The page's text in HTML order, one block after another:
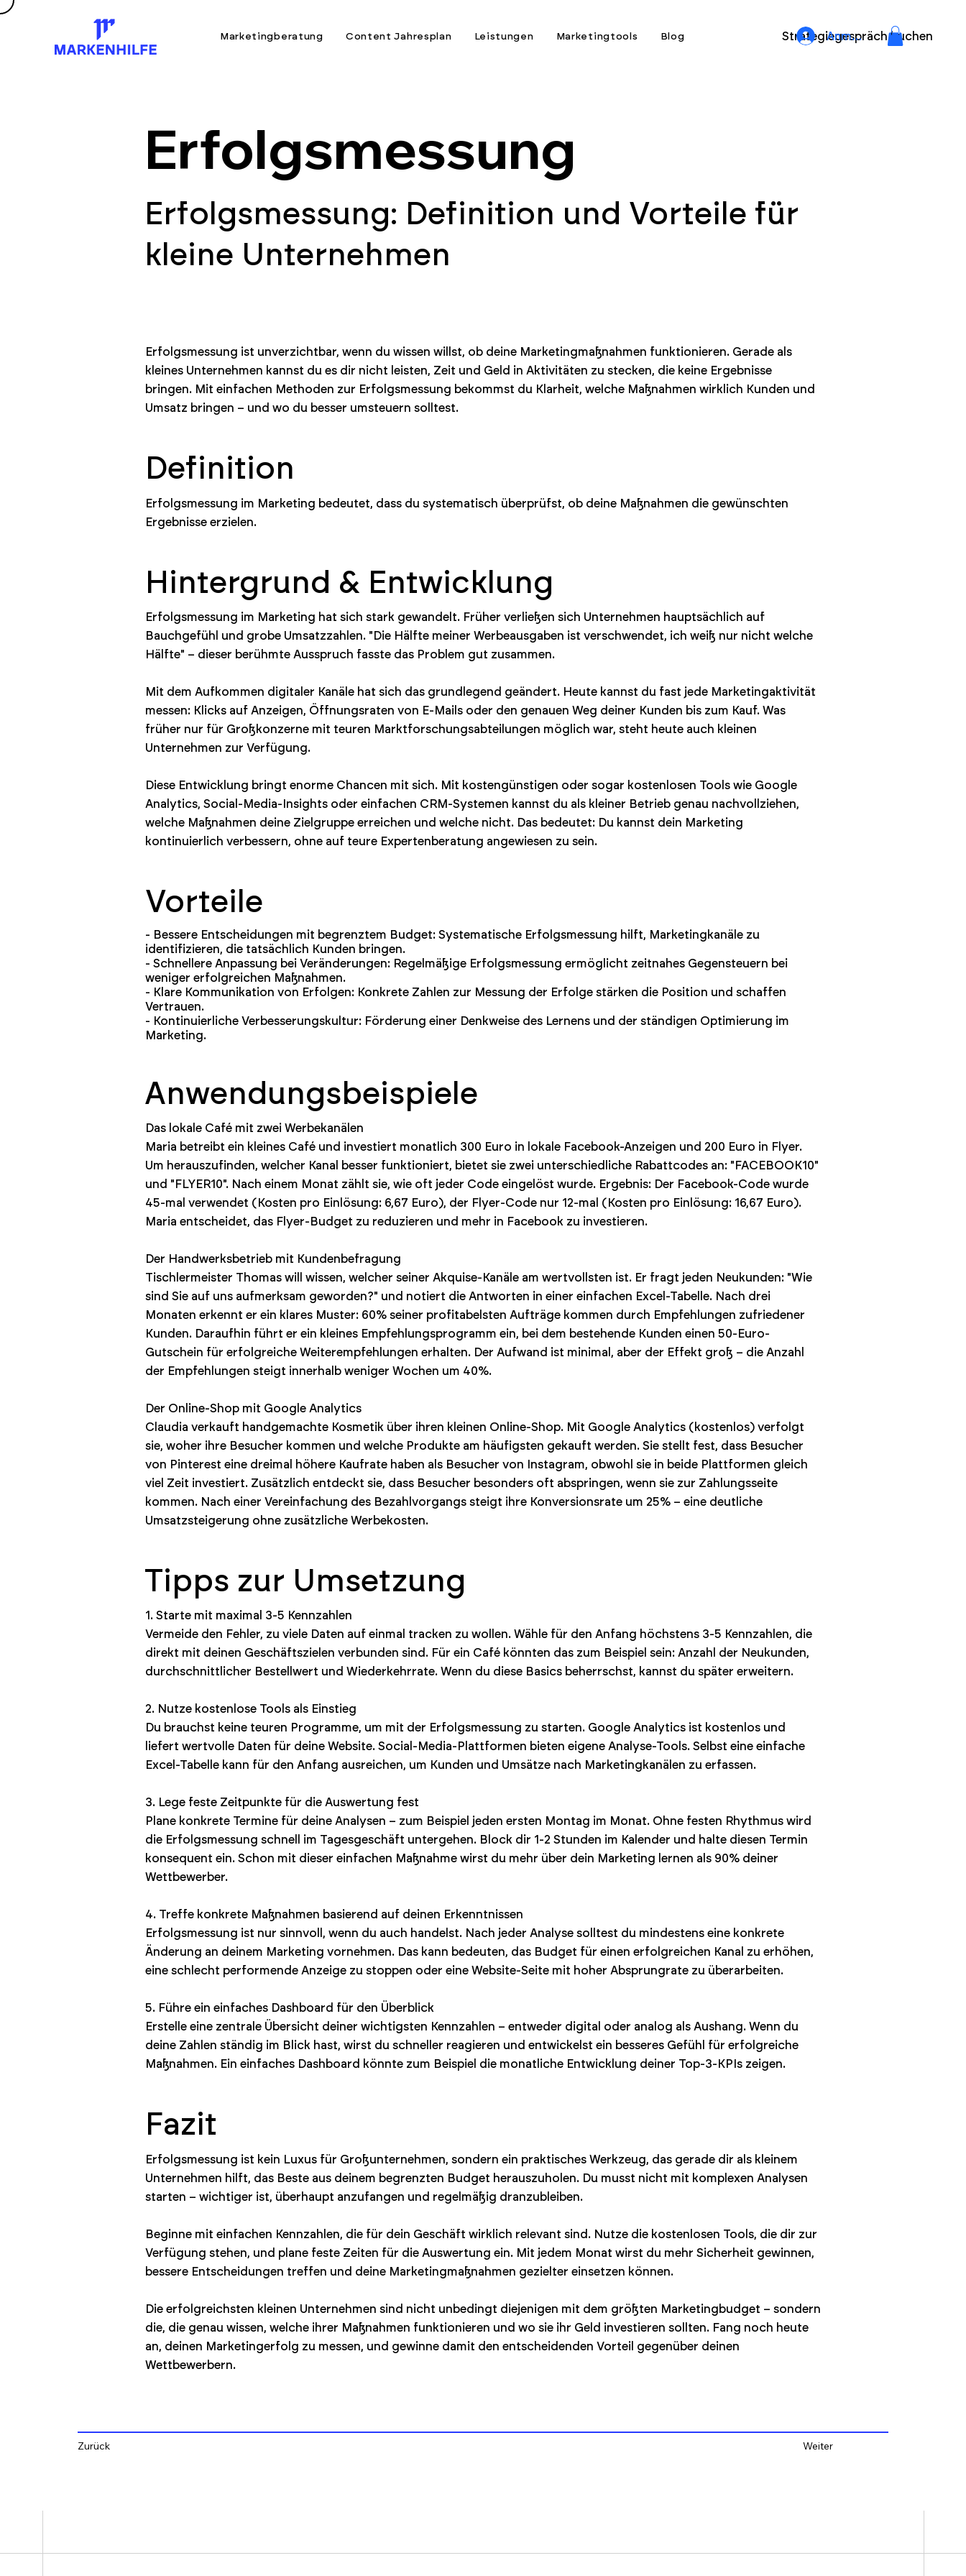
Marketingberatung Content Jahresplan Leistungen Marketingtools Blog Strategiegespräch buchen
Anmelden
Erfolgsmessung
Erfolgsmessung: Definition und Vorteile für
kleine Unternehmen
Erfolgsmessung ist unverzichtbar, wenn du wissen willst, ob deine Marketingmaßnahmen funktionieren. Gerade als
kleines Unternehmen kannst du es dir nicht leisten, Zeit und Geld in Aktivitäten zu stecken, die keine Ergebnisse
bringen. Mit einfachen Methoden zur Erfolgsmessung bekommst du Klarheit, welche Maßnahmen wirklich Kunden und
Umsatz bringen – und wo du besser umsteuern solltest.
Definition
Erfolgsmessung im Marketing bedeutet, dass du systematisch überprüfst, ob deine Maßnahmen die gewünschten
Ergebnisse erzielen.
Hintergrund & Entwicklung
Erfolgsmessung im Marketing hat sich stark gewandelt. Früher verließen sich Unternehmen hauptsächlich auf
Bauchgefühl und grobe Umsatzzahlen. "Die Hälfte meiner Werbeausgaben ist verschwendet, ich weiß nur nicht welche
Hälfte" – dieser berühmte Ausspruch fasste das Problem gut zusammen.
Mit dem Aufkommen digitaler Kanäle hat sich das grundlegend geändert. Heute kannst du fast jede Marketingaktivität
messen: Klicks auf Anzeigen, Öffnungsraten von E-Mails oder den genauen Weg deiner Kunden bis zum Kauf. Was
früher nur für Großkonzerne mit teuren Marktforschungsabteilungen möglich war, steht heute auch kleinen
Unternehmen zur Verfügung.
Diese Entwicklung bringt enorme Chancen mit sich. Mit kostengünstigen oder sogar kostenlosen Tools wie Google
Analytics, Social-Media-Insights oder einfachen CRM-Systemen kannst du als kleiner Betrieb genau nachvollziehen,
welche Maßnahmen deine Zielgruppe erreichen und welche nicht. Das bedeutet: Du kannst dein Marketing
kontinuierlich verbessern, ohne auf teure Expertenberatung angewiesen zu sein.
Vorteile
- Bessere Entscheidungen mit begrenztem Budget: Systematische Erfolgsmessung hilft, Marketingkanäle zu
identifizieren, die tatsächlich Kunden bringen.
- Schnellere Anpassung bei Veränderungen: Regelmäßige Erfolgsmessung ermöglicht zeitnahes Gegensteuern bei
weniger erfolgreichen Maßnahmen.
- Klare Kommunikation von Erfolgen: Konkrete Zahlen zur Messung der Erfolge stärken die Position und schaffen
Vertrauen.
- Kontinuierliche Verbesserungskultur: Förderung einer Denkweise des Lernens und der ständigen Optimierung im
Marketing.
Anwendungsbeispiele
Das lokale Café mit zwei Werbekanälen
Maria betreibt ein kleines Café und investiert monatlich 300 Euro in lokale Facebook-Anzeigen und 200 Euro in Flyer.
Um herauszufinden, welcher Kanal besser funktioniert, bietet sie zwei unterschiedliche Rabattcodes an: "FACEBOOK10"
und "FLYER10". Nach einem Monat zählt sie, wie oft jeder Code eingelöst wurde. Ergebnis: Der Facebook-Code wurde
45-mal verwendet (Kosten pro Einlösung: 6,67 Euro), der Flyer-Code nur 12-mal (Kosten pro Einlösung: 16,67 Euro).
Maria entscheidet, das Flyer-Budget zu reduzieren und mehr in Facebook zu investieren.
Der Handwerksbetrieb mit Kundenbefragung
Tischlermeister Thomas will wissen, welcher seiner Akquise-Kanäle am wertvollsten ist. Er fragt jeden Neukunden: "Wie
sind Sie auf uns aufmerksam geworden?" und notiert die Antworten in einer einfachen Excel-Tabelle. Nach drei
Monaten erkennt er ein klares Muster: 60% seiner profitabelsten Aufträge kommen durch Empfehlungen zufriedener
Kunden. Daraufhin führt er ein kleines Empfehlungsprogramm ein, bei dem bestehende Kunden einen 50-Euro-
Gutschein für erfolgreiche Weiterempfehlungen erhalten. Der Aufwand ist minimal, aber der Effekt groß – die Anzahl
der Empfehlungen steigt innerhalb weniger Wochen um 40%.
Der Online-Shop mit Google Analytics
Claudia verkauft handgemachte Kosmetik über ihren kleinen Online-Shop. Mit Google Analytics (kostenlos) verfolgt
sie, woher ihre Besucher kommen und welche Produkte am häufigsten gekauft werden. Sie stellt fest, dass Besucher
von Pinterest eine dreimal höhere Kaufrate haben als Besucher von Instagram, obwohl sie in beide Plattformen gleich
viel Zeit investiert. Zusätzlich entdeckt sie, dass Besucher besonders oft abspringen, wenn sie zur Zahlungsseite
kommen. Nach einer Vereinfachung des Bezahlvorgangs steigt ihre Konversionsrate um 25% – eine deutliche
Umsatzsteigerung ohne zusätzliche Werbekosten.
Tipps zur Umsetzung
1. Starte mit maximal 3-5 Kennzahlen
Vermeide den Fehler, zu viele Daten auf einmal tracken zu wollen. Wähle für den Anfang höchstens 3-5 Kennzahlen, die
direkt mit deinen Geschäftszielen verbunden sind. Für ein Café könnten das zum Beispiel sein: Anzahl der Neukunden,
durchschnittlicher Bestellwert und Wiederkehrrate. Wenn du diese Basics beherrschst, kannst du später erweitern.
2. Nutze kostenlose Tools als Einstieg
Du brauchst keine teuren Programme, um mit der Erfolgsmessung zu starten. Google Analytics ist kostenlos und
liefert wertvolle Daten für deine Website. Social-Media-Plattformen bieten eigene Analyse-Tools. Selbst eine einfache
Excel-Tabelle kann für den Anfang ausreichen, um Kunden und Umsätze nach Marketingkanälen zu erfassen.
3. Lege feste Zeitpunkte für die Auswertung fest
Plane konkrete Termine für deine Analysen – zum Beispiel jeden ersten Montag im Monat. Ohne festen Rhythmus wird
die Erfolgsmessung schnell im Tagesgeschäft untergehen. Block dir 1-2 Stunden im Kalender und halte diesen Termin
konsequent ein. Schon mit dieser einfachen Maßnahme wirst du mehr über dein Marketing lernen als 90% deiner
Wettbewerber.
4. Treffe konkrete Maßnahmen basierend auf deinen Erkenntnissen
Erfolgsmessung ist nur sinnvoll, wenn du auch handelst. Nach jeder Analyse solltest du mindestens eine konkrete
Änderung an deinem Marketing vornehmen. Das kann bedeuten, das Budget für einen erfolgreichen Kanal zu erhöhen,
eine schlecht performende Anzeige zu stoppen oder eine Website-Seite mit hoher Absprungrate zu überarbeiten.
5. Führe ein einfaches Dashboard für den Überblick
Erstelle eine zentrale Übersicht deiner wichtigsten Kennzahlen – entweder digital oder analog als Aushang. Wenn du
deine Zahlen ständig im Blick hast, wirst du schneller reagieren und entwickelst ein besseres Gefühl für erfolgreiche
Maßnahmen. Ein einfaches Dashboard könnte zum Beispiel die monatliche Entwicklung deiner Top-3-KPIs zeigen.
Fazit
Erfolgsmessung ist kein Luxus für Großunternehmen, sondern ein praktisches Werkzeug, das gerade dir als kleinem
Unternehmen hilft, das Beste aus deinem begrenzten Budget herauszuholen. Du musst nicht mit komplexen Analysen
starten – wichtiger ist, überhaupt anzufangen und regelmäßig dranzubleiben.
Beginne mit einfachen Kennzahlen, die für dein Geschäft wirklich relevant sind. Nutze die kostenlosen Tools, die dir zur
Verfügung stehen, und plane feste Zeiten für die Auswertung ein. Mit jedem Monat wirst du mehr Sicherheit gewinnen,
bessere Entscheidungen treffen und deine Marketingmaßnahmen gezielter einsetzen können.
Die erfolgreichsten kleinen Unternehmen sind nicht unbedingt diejenigen mit dem größten Marketingbudget – sondern
die, die genau wissen, welche ihrer Maßnahmen funktionieren und wo sie ihr Geld investieren sollten. Fang noch heute
an, deinen Marketingerfolg zu messen, und gewinne damit den entscheidenden Vorteil gegenüber deinen
Wettbewerbern.
Zurück Weiter